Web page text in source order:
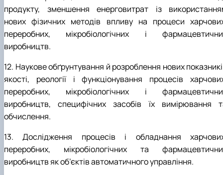
продукту, зменшення енерговитрат із
нових фізичних методів впливу на процеси
переробних, мікробіологічних і
виробництв.
12. Наукове обґрунтування й розроблення нових
якості, реології і функціонування процесів
переробних, мікробіологічних і
виробництв, специфічних засобів їх вимірювання
обчислення.
13. Дослідження процесів і обладнання
переробних, мікробіологічних та
виробництв як об’єктів автоматичного управління.